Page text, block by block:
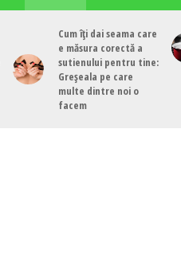
Cum îți dai seama care
e măsura corectă a
sutienului pentru tine:
Greșeala pe care
multe dintre noi o
facem